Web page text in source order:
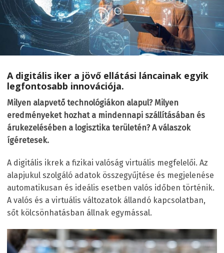
A digitális iker a jövő ellátási láncainak egyik
legfontosabb innovációja.
Milyen alapvető technológiákon alapul? Milyen
eredményeket hozhat a mindennapi szállításában és
árukezelésében a logisztika területén? A válaszok
ígéretesek.
A digitális ikrek a fizikai valóság virtuális megfelelői. Az
alapjukul szolgáló adatok összegyűjtése és megjelenése
automatikusan és ideális esetben valós időben történik.
A valós és a virtuális változatok állandó kapcsolatban,
sőt kölcsönhatásban állnak egymással.